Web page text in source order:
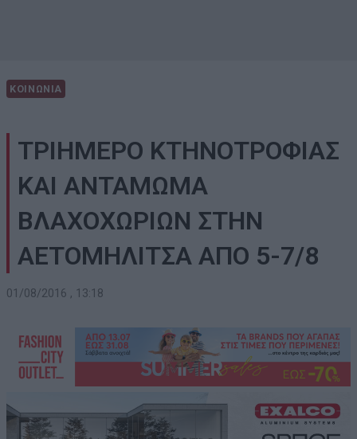
ΚΟΙΝΩΝΙΑ
ΤΡΙΗΜΕΡΟ ΚΤΗΝΟΤΡΟΦΙΑΣ
ΚΑΙ ΑΝΤΑΜΩΜΑ
ΒΛΑΧΟΧΩΡΙΩΝ ΣΤΗΝ
ΑΕΤΟΜΗΛΙΤΣΑ ΑΠΟ 5-7/8
01/08/2016 , 13:18